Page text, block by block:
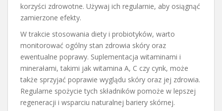
korzyści zdrowotne. Używaj ich regularnie, aby osiągnąć
zamierzone efekty.
W trakcie stosowania diety i probiotyków, warto
monitorować ogólny stan zdrowia skóry oraz
ewentualne poprawy. Suplementacja witaminami i
minerałami, takimi jak witamina A, C czy cynk, może
także sprzyjać poprawie wyglądu skóry oraz jej zdrowia.
Regularne spożycie tych składników pomoże w lepszej
regeneracji i wsparciu naturalnej bariery skórnej.